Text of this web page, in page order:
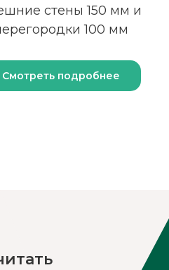
стены 150 мм и
100 мм
Смотреть подробнее